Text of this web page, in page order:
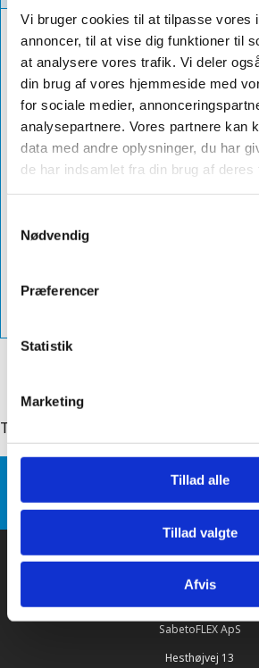
Vi bruger cookies til at tilpasse vores
annoncer, til at vise dig funktioner til
at analysere vores trafik. Vi deler
din brug af vores hjemmeside med
for sociale medier,
analysepartnere. Vores partnere kan
data med andre oplysninger, du har
de har indsamlet fra din brug af deres
Nødvendig
Præferencer
Statistik
Marketing
Tillad alle
Tillad valgte
Afvis
Farve
sort
Str
280mm x 5m
Db Nummer
2310480
Levering
1-3 dage
Produktnavn
sabetoflex flex
stålnet 28cm x 5m
1.979,00 excl.
Tilbage til: sabetoflex flex
Produkt varianter
5m sort
SabetoFLEX ApS
Hesthøjvej 13